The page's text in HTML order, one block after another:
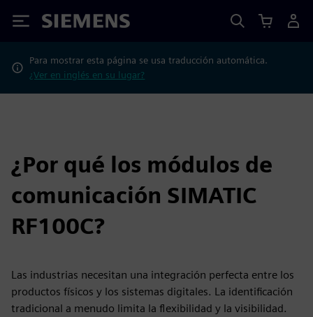
Siemens
Para mostrar esta página se usa traducción automática.
¿Ver en inglés en su lugar?
¿Por qué los módulos de
comunicación SIMATIC
RF100C?
Las industrias necesitan una integración perfecta entre los
productos físicos y los sistemas digitales. La identificación
tradicional a menudo limita la flexibilidad y la visibilidad.